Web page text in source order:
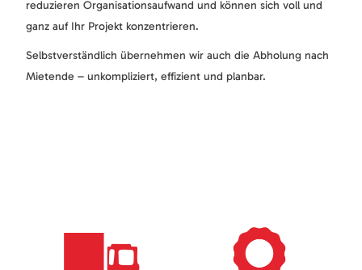
reduzieren Organisationsaufwand und können sich voll und
ganz auf Ihr Projekt konzentrieren.
Selbstverständlich übernehmen wir auch die Abholung nach
Mietende – unkompliziert, effizient und planbar.